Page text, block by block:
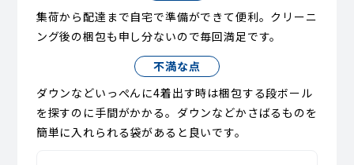
集荷から配達まで自宅で準備ができて便利。クリーニ
ング後の梱包も申し分ないので毎回満足です。
不満な点
ダウンなどいっぺんに4着出す時は梱包する段ボール
を探すのに手間がかかる。ダウンなどかさばるものを
簡単に入れられる袋があると良いです。